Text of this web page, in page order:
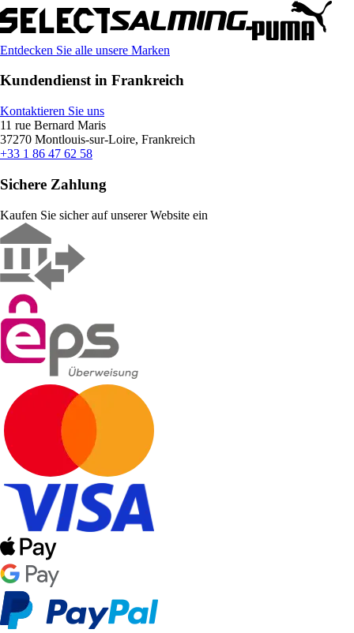
Entdecken Sie alle unsere Marken
Kundendienst in Frankreich
Kontaktieren Sie uns
11 rue Bernard Maris
37270 Montlouis-sur-Loire, Frankreich
+33 1 86 47 62 58
Sichere Zahlung
Kaufen Sie sicher auf unserer Website ein